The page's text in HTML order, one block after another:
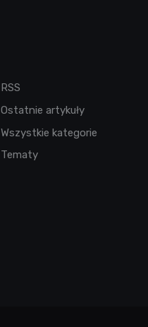
RSS
Ostatnie artykuły
Wszystkie kategorie
Tematy